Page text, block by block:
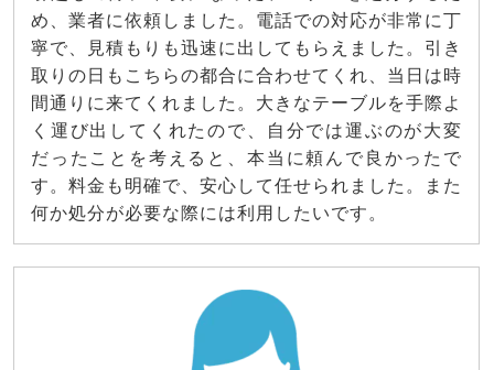
め、業者に依頼しました。電話での対応が非常に丁
寧で、見積もりも迅速に出してもらえました。引き
取りの日もこちらの都合に合わせてくれ、当日は時
間通りに来てくれました。大きなテーブルを手際よ
く運び出してくれたので、自分では運ぶのが大変
だったことを考えると、本当に頼んで良かったで
す。料金も明確で、安心して任せられました。また
何か処分が必要な際には利用したいです。